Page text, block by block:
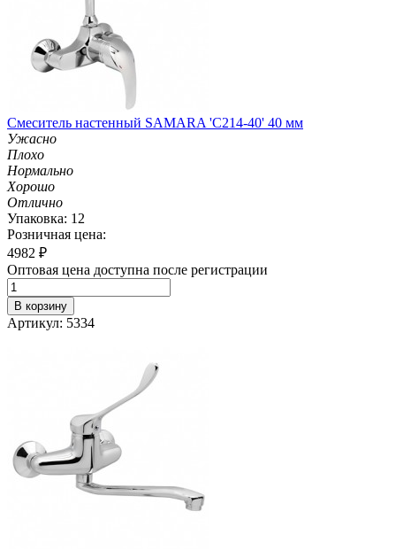
Смеситель настенный SAMARA 'C214-40' 40 мм
Ужасно
Плохо
Нормально
Хорошо
Отлично
Упаковка: 12
Розничная цена:
4982 ₽
Оптовая цена доступна после регистрации
В корзину
Артикул: 5334